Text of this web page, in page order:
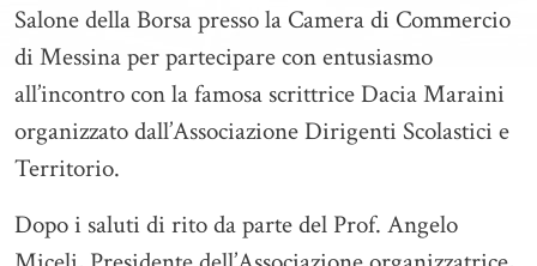
Salone della Borsa presso la Camera di Commercio
di Messina per partecipare con entusiasmo
all’incontro con la famosa scrittrice Dacia Maraini
organizzato dall’Associazione Dirigenti Scolastici e
Territorio.
Dopo i saluti di rito da parte del Prof. Angelo